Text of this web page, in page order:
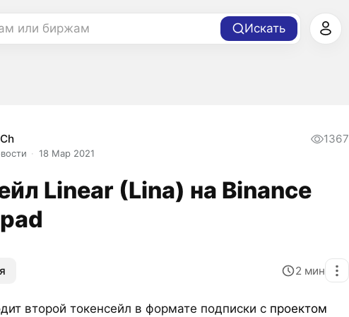
или биржам Искать
18 Мар 2021
1367
Linear (Lina) на Binance
2 мин
второй токенсейл в формате подписки с проектом